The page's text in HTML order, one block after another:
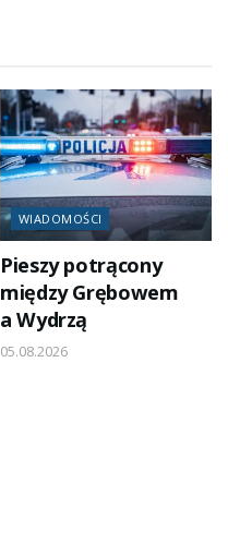
WIADOMOŚCI
Pieszy potrącony
między Grębowem
a Wydrzą
05.08.2026